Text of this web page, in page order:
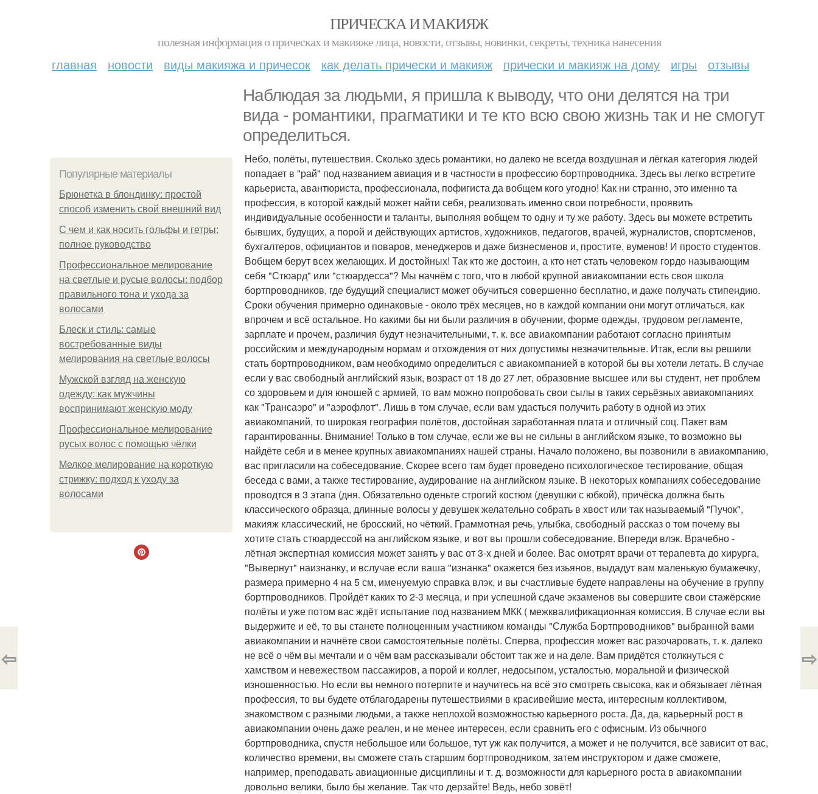
ПРИЧЕСКА И МАКИЯЖ
полезная информация о прическах и макияже лица, новости, отзывы, новинки, секреты, техника нанесения
главная новости виды макияжа и причесок как делать прически и макияж прически и макияж на дому игры отзывы
Наблюдая за людьми, я пришла к выводу, что они делятся на три
вида - романтики, прагматики и те кто всю свою жизнь так и не смогут
определиться.
Популярные материалы
Брюнетка в блондинку: простой
способ изменить свой внешний вид
С чем и как носить гольфы и гетры:
полное руководство
Профессиональное мелирование
на светлые и русые волосы: подбор
правильного тона и ухода за
волосами
Блеск и стиль: самые
востребованные виды
мелирования на светлые волосы
Мужской взгляд на женскую
одежду: как мужчины
воспринимают женскую моду
Профессиональное мелирование
русых волос с помощью чёлки
Мелкое мелирование на короткую
стрижку: подход к уходу за
волосами
Небо, полёты, путешествия. Сколько здесь романтики, но далеко не всегда воздушная и лёгкая категория людей
попадает в "рай" под названием авиация и в частности в профессию бортпроводника. Здесь вы легко встретите
карьериста, авантюриста, профессионала, пофигиста да вобщем кого угодно! Как ни странно, это именно та
профессия, в которой каждый может найти себя, реализовать именно свои потребности, проявить
индивидуальные особенности и таланты, выполняя вобщем то одну и ту же работу. Здесь вы можете встретить
бывших, будущих, а порой и действующих артистов, художников, педагогов, врачей, журналистов, спортсменов,
бухгалтеров, официантов и поваров, менеджеров и даже бизнесменов и, простите, вуменов! И просто студентов.
Вобщем берут всех желающих. И достойных! Так кто же достоин, а кто нет стать человеком гордо называющим
себя "Стюард" или "стюардесса"? Мы начнём с того, что в любой крупной авиакомпании есть своя школа
бортпроводников, где будущий специалист может обучиться совершенно бесплатно, и даже получать стипендию.
Сроки обучения примерно одинаковые - около трёх месяцев, но в каждой компании они могут отличаться, как
впрочем и всё остальное. Но какими бы ни были различия в обучении, форме одежды, трудовом регламенте,
зарплате и прочем, различия будут незначительными, т. к. все авиакомпании работают согласно принятым
российским и международным нормам и отхождения от них допустимы незначительные. Итак, если вы решили
стать бортпроводником, вам необходимо определиться с авиакомпанией в которой бы вы хотели летать. В случае
если у вас свободный английский язык, возраст от 18 до 27 лет, образовние высшее или вы студент, нет проблем
со здоровьем и для юношей с армией, то вам можно попробовать свои сылы в таких серьёзных авиакомпаниях
как "Трансаэро" и "аэрофлот". Лишь в том случае, если вам удасться получить работу в одной из этих
авиакомпаний, то широкая география полётов, достойная заработанная плата и отличный соц. Пакет вам
гарантированны. Внимание! Только в том случае, если же вы не сильны в английском языке, то возможно вы
найдёте себя и в менее крупных авиакомпаниях нашей страны. Начало положено, вы позвонили в авиакомпанию,
вас пригласили на собеседование. Скорее всего там будет проведено психологическое тестирование, общая
беседа с вами, а также тестирование, аудирование на английском языке. В некоторых компаниях собеседование
проводтся в 3 этапа (дня. Обязательно оденьте строгий костюм (девушки с юбкой), причёска должна быть
классического образца, длинные волосы у девушек желательно собрать в хвост или так называемый "Пучок",
макияж классический, не бросский, но чёткий. Граммотная речь, улыбка, свободный рассказ о том почему вы
хотите стать стюардессой на английском языке, и вот вы прошли собеседование. Впереди влэк. Врачебно -
лётная экспертная комиссия может занять у вас от 3-х дней и более. Вас омотрят врачи от терапевта до хирурга,
"Вывернут" наизнанку, и вслучае если ваша "изнанка" окажется без изьянов, выдадут вам маленькую бумажечку,
размера примерно 4 на 5 см, именуемую справка влэк, и вы счастливые будете направлены на обучение в группу
бортпроводников. Пройдёт каких то 2-3 месяца, и при успешной сдаче экзаменов вы совершите свои стажёрские
полёты и уже потом вас ждёт испытание под названием МКК ( межквалификационная комиссия. В случае если вы
выдержите и её, то вы станете полноценным участником команды "Служба Бортпроводников" выбранной вами
авиакомпании и начнёте свои самостоятельные полёты. Сперва, профессия может вас разочаровать, т. к. далеко
не всё о чём вы мечтали и о чём вам рассказывали обстоит так же и на деле. Вам придётся столкнуться с
хамством и невежеством пассажиров, а порой и коллег, недосыпом, усталостью, моральной и физической
изношенностью. Но если вы немного потерпите и научитесь на всё это смотреть свысока, как и обязывает лётная
профессия, то вы будете отблагодарены путешествиями в красивейшие места, интересным коллективом,
знакомством с разными людьми, а также неплохой возможностью карьерного роста. Да, да, карьерный рост в
авиакомпании очень даже реален, и не менее интересен, если сравнить его с офисным. Из обычного
бортпроводника, спустя небольшое или большое, тут уж как получится, а может и не получится, всё зависит от вас,
количество времени, вы сможете стать старшим бортпроводником, затем инструктором и даже сможете,
например, преподавать авиационные дисциплины и т. д. возможности для карьерного роста в авиакомпании
довольно велики, было бы желание. Так что дерзайте! Ведь, небо зовёт!
⇦ ⇨